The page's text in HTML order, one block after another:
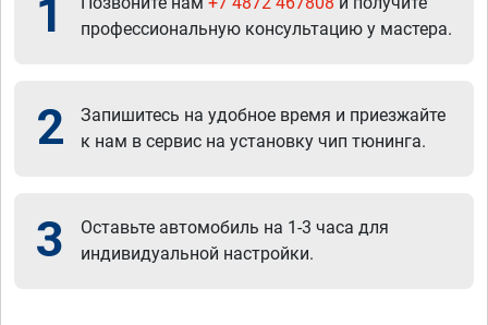
1
профессиональную консультацию у мастера.
2
Запишитесь на удобное время и приезжайте
к нам в сервис на установку чип тюнинга.
3
Оставьте автомобиль на 1-3 часа для
индивидуальной настройки.